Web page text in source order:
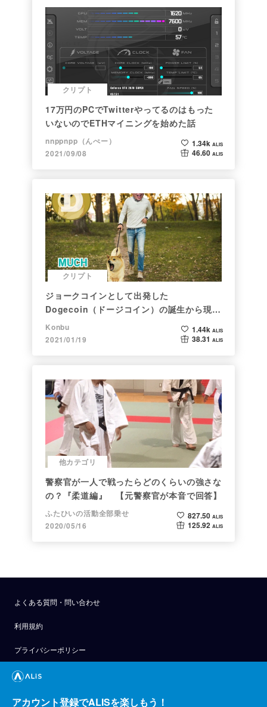
クリプト
17万円のPCでTwitterやってるのはもった
いないのでETHマイニングを始めた話
nnppnpp（んぺー）
2021/09/08
1.34k ALIS
46.60 ALIS
クリプト
ジョークコインとして出発した
Dogecoin（ドージコイン）の誕生から現在
まで。注目される非証券性🐶
Konbu
2021/01/19
1.44k ALIS
38.31 ALIS
他カテゴリ
警察官が一人で戦ったらどのくらいの強さな
の？『柔道編』 【元警察官が本音で回答】
ふたひいの活動全部乗せ
2020/05/16
827.50 ALIS
125.92 ALIS
よくある質問・問い合わせ
利用規約
プライバシーポリシー
公式アナウンス
技術ブログ
アカウント登録でALISを楽しもう！